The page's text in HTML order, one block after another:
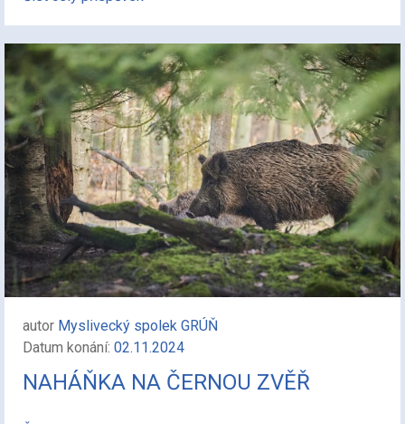
autor Myslivecký spolek GRÚŇ
Datum konání: 02.11.2024
NAHÁŇKA NA ČERNOU ZVĚŘ